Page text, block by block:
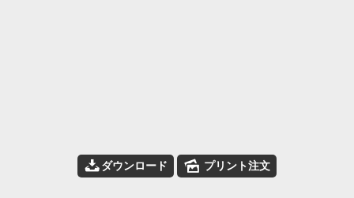
📥ダウンロード 🌄 プリント注文